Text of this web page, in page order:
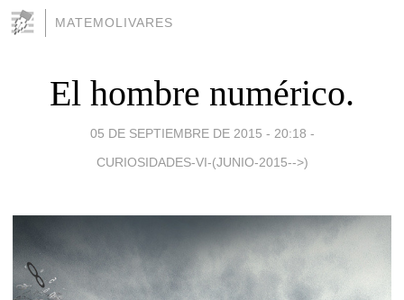
MATEMOLIVARES
El hombre numérico.
05 DE SEPTIEMBRE DE 2015 - 20:18 -
CURIOSIDADES-VI-(JUNIO-2015-->)